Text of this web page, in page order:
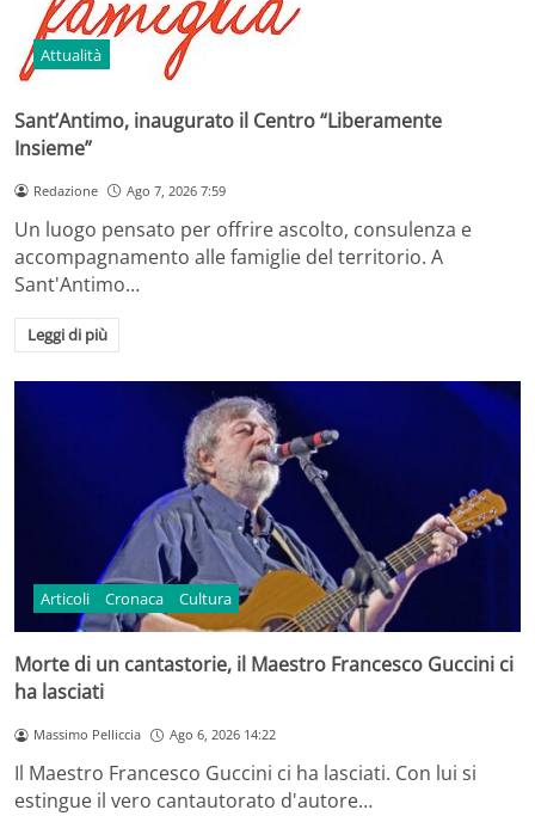
Attualità
Sant’Antimo, inaugurato il Centro “Liberamente
Insieme”
Redazione Ago 7, 2026 7:59
Un luogo pensato per offrire ascolto, consulenza e
accompagnamento alle famiglie del territorio. A
Sant'Antimo…
Leggi di più
Articoli Cronaca Cultura
Morte di un cantastorie, il Maestro Francesco Guccini ci
ha lasciati
Massimo Pelliccia Ago 6, 2026 14:22
Il Maestro Francesco Guccini ci ha lasciati. Con lui si
estingue il vero cantautorato d'autore…